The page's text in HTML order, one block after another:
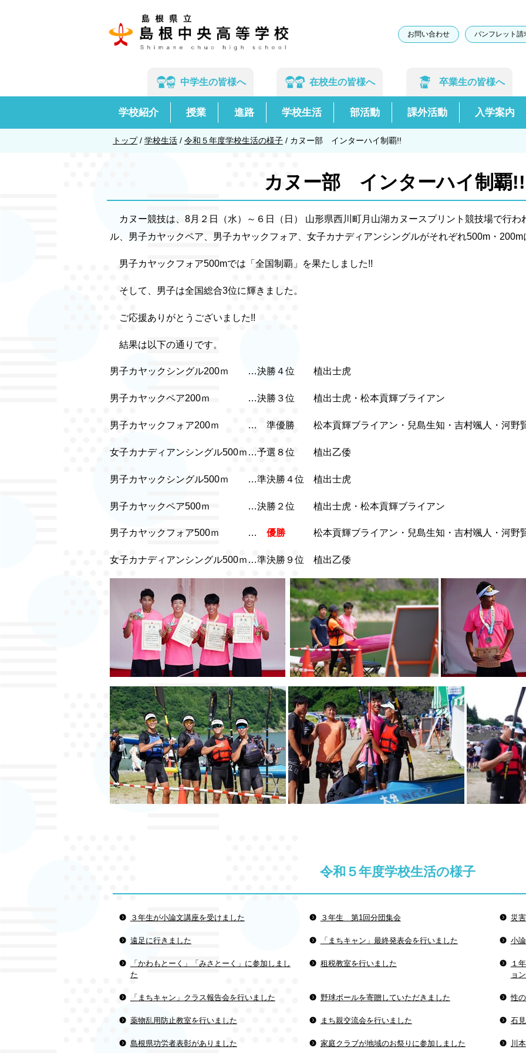
お問い合わせ パンフレット請
中学生の皆様へ 在校生の皆様へ 卒業生の皆様へ
学校紹介 授業 進路 学校生活 部活動 課外活動 入学案内
現
トップ/ 学校生活 / 令和５年度学校生活の様子 / カヌー部 インターハイ制覇!!
カヌー部 インターハイ制覇!!
カヌー競技は、8月２日（水）～６日（日） 山形県西川町月山湖カヌースプリント競技場で行わ
ル、男子カヤックペア、男子カヤックフォア、女子カナディアンシングルがそれぞれ500m・
男子カヤックフォア500mでは「全国制覇」を果たしました!!
そして、男子は全国総合3位に輝きました。
ご応援ありがとうございました!!
結果は以下の通りです。
男子カヤックシングル200ｍ …決勝４位 植出士虎
男子カヤックペア200ｍ …決勝３位 植出士虎・松本貢輝ブライアン
男子カヤックフォア200ｍ … 準優勝 松本貢輝ブライアン・兒島生知・吉村颯人・河野
女子カナディアンシングル500ｍ…予選８位 植出乙倭
男子カヤックシングル500ｍ …準決勝４位 植出士虎
男子カヤックペア500ｍ …決勝２位 植出士虎・松本貢輝ブライアン
男子カヤックフォア500ｍ … 優勝 松本貢輝ブライアン・兒島生知・吉村颯人・河野
女子カナディアンシングル500ｍ…準決勝９位 植出乙倭
令和５年度学校生活の様子
３年生が小論文講座を受けました ３年生 第1回分団集会 災
遠足に行きました 「まちキャン」最終発表会を行いました 小
「かわもとーく」「みさとーく」に参加しまし
た
租税教室を行いました
１
ョ
「まちキャン」クラス報告会を行いました 野球ボールを寄贈していただきました 性
薬物乱用防止教室を行いました まち親交流会を行いました 石
島根県功労者表彰がありました 家庭クラブが地域のお祭りに参加しました 川